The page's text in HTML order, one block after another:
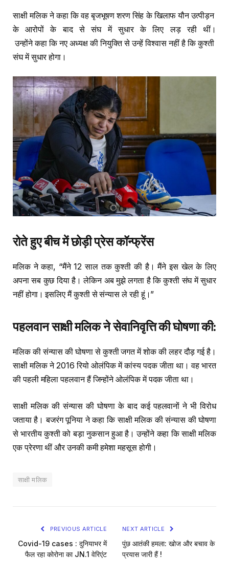
साक्षी मलिक ने कहा कि वह बृजभूषण शरण सिंह के खिलाफ यौन उत्पीड़न
के आरोपों के बाद से संघ में सुधार के लिए लड़ रही थीं।
उन्होंने कहा कि नए अध्यक्ष की नियुक्ति से उन्हें विश्वास नहीं है कि कुश्ती
संघ में सुधार होगा।
रोतेहुएबीचमेंछोड़ीप्रेसकॉन्फ्रेंस
मलिक ने कहा, “मैंने 12 साल तक कुश्ती की है। मैंने इस खेल के लिए
अपना सब कुछ दिया है। लेकिन अब मुझे लगता है कि कुश्ती संघ में सुधार
नहीं होगा। इसलिए मैं कुश्ती से संन्यास ले रही हूं।”
पहलवानसाक्षीमलिकनेसेवानिवृत्तिकीघोषणाकी:
मलिक की संन्यास की घोषणा से कुश्ती जगत में शोक की लहर दौड़ गई है।
साक्षी मलिक ने 2016 रियो ओलंपिक में कांस्य पदक जीता था। वह भारत
की पहली महिला पहलवान हैं जिन्होंने ओलंपिक में पदक जीता था।
साक्षी मलिक की संन्यास की घोषणा के बाद कई पहलवानों ने भी विरोध
जताया है। बजरंग पूनिया ने कहा कि साक्षी मलिक की संन्यास की घोषणा
से भारतीय कुश्ती को बड़ा नुकसान हुआ है। उन्होंने कहा कि साक्षी मलिक
एक प्रेरणा थीं और उनकी कमी हमेशा महसूस होगी।
साक्षी मलिक
PREVIOUS ARTICLE
Covid-19 cases : दुनियाभर में
फैल रहा कोरोना का JN.1 वेरिएंट
NEXT ARTICLE
पुंछ आतंकी हमला: खोज और बचाव के
प्रयास जारी हैं !